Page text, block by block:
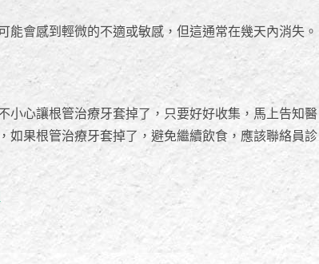
會感到輕微的不適或敏感，但這通常在幾天內消失。
小心讓根管治療牙套掉了，只要好好收集，馬上告知醫
如果根管治療牙套掉了，避免繼續飲食，應該聯絡員診